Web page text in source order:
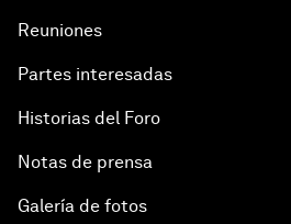
Reuniones
Partes interesadas
Historias del Foro
Notas de prensa
Galería de fotos